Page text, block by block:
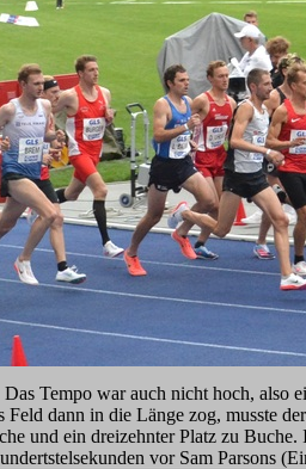
Tempo war auch nicht hoch, also
dann in die Länge zog, musste
und ein dreizehnter Platz zu
vor Sam Parsons